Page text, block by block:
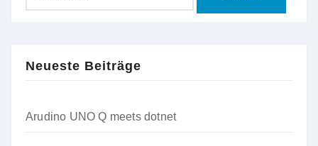
nach:
Neueste Beiträge
Arudino UNO Q meets dotnet